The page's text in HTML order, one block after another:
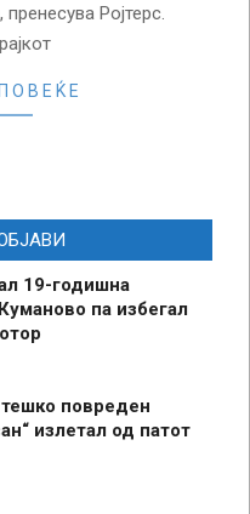
Ројтерс.
19-годишна
па избегал
повреден
излетал од патот